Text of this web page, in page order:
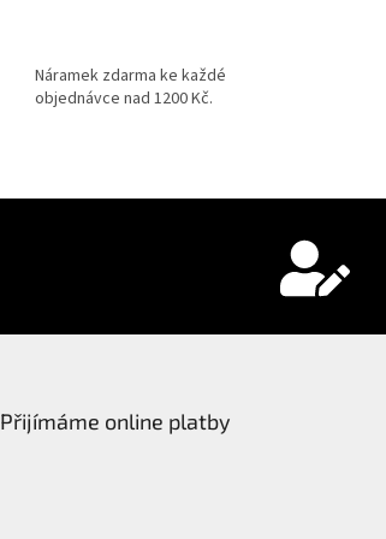
Náramek zdarma ke každé
objednávce nad 1200 Kč.
Přijímáme online platby